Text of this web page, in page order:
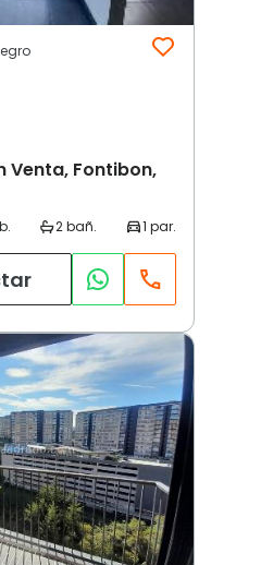
Venta, Fontibon,